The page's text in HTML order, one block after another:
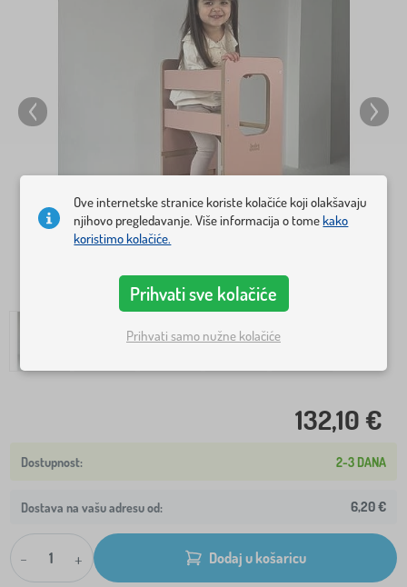
132,10 €
2-3 DANA
Dostava na vašu adresu od: 6,20 €
- + Dodaj u košaricu
Ove internetske stranice koriste kolačiće koji olakšavaju
njihovo pregledavanje. Više informacija o tomekako
koristimo kolačiće.
Prihvati sve kolačiće
Prihvati samo nužne kolačiće